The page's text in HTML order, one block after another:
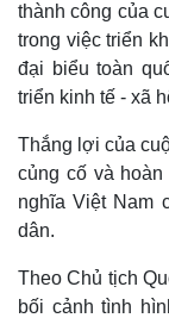
Quan sát
Cuộc sống đó đây
Hồ sơ
thành công của
trong việc triển
đại biểu toàn
triển kinh tế - xã
Thắng lợi của
củng cố và
nghĩa Việt Nam
dân.
Theo Chủ tịch
bối cảnh tình